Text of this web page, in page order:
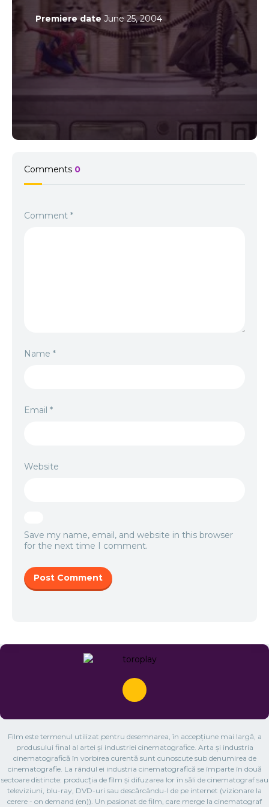
și continuă să lupte pentru ceea ce este drept. Filmul combină
perfect acțiunea, emoția și mesajul moral: puterea nu înseamnă
doar forță, ci și inimă. Omul-Păianjen 2 rămâne un film care
inspiră, arătând că și eroii au momente de slăbiciune. Dar
curajul adevărat este să te ridici și să mergi mai departe, oricât
de grea ar fi lupta. 🕷️ Un film care te face să crezi din nou în
puterea binelui și în curajul de a fi tu însuți.
Premiere date June 25, 2004
Comments 0
Comment *
Name *
Email *
Website
Save my name, email, and website in this browser
for the next time I comment.
Film este termenul utilizat pentru desemnarea, în accepțiune mai largă, a
produsului final al artei și industriei cinematografice. Arta și industria
cinematografică în vorbirea curentă sunt cunoscute sub denumirea de
cinematografie. La rândul ei industria cinematografică se împarte în două
sectoare distincte: producția de film și difuzarea lor în săli de cinematograf sau
televiziuni, blu-ray, DVD-uri sau descărcându-l de pe internet (vizionare la
cerere - on demand (en)). Un pasionat de film, care merge la cinematograf